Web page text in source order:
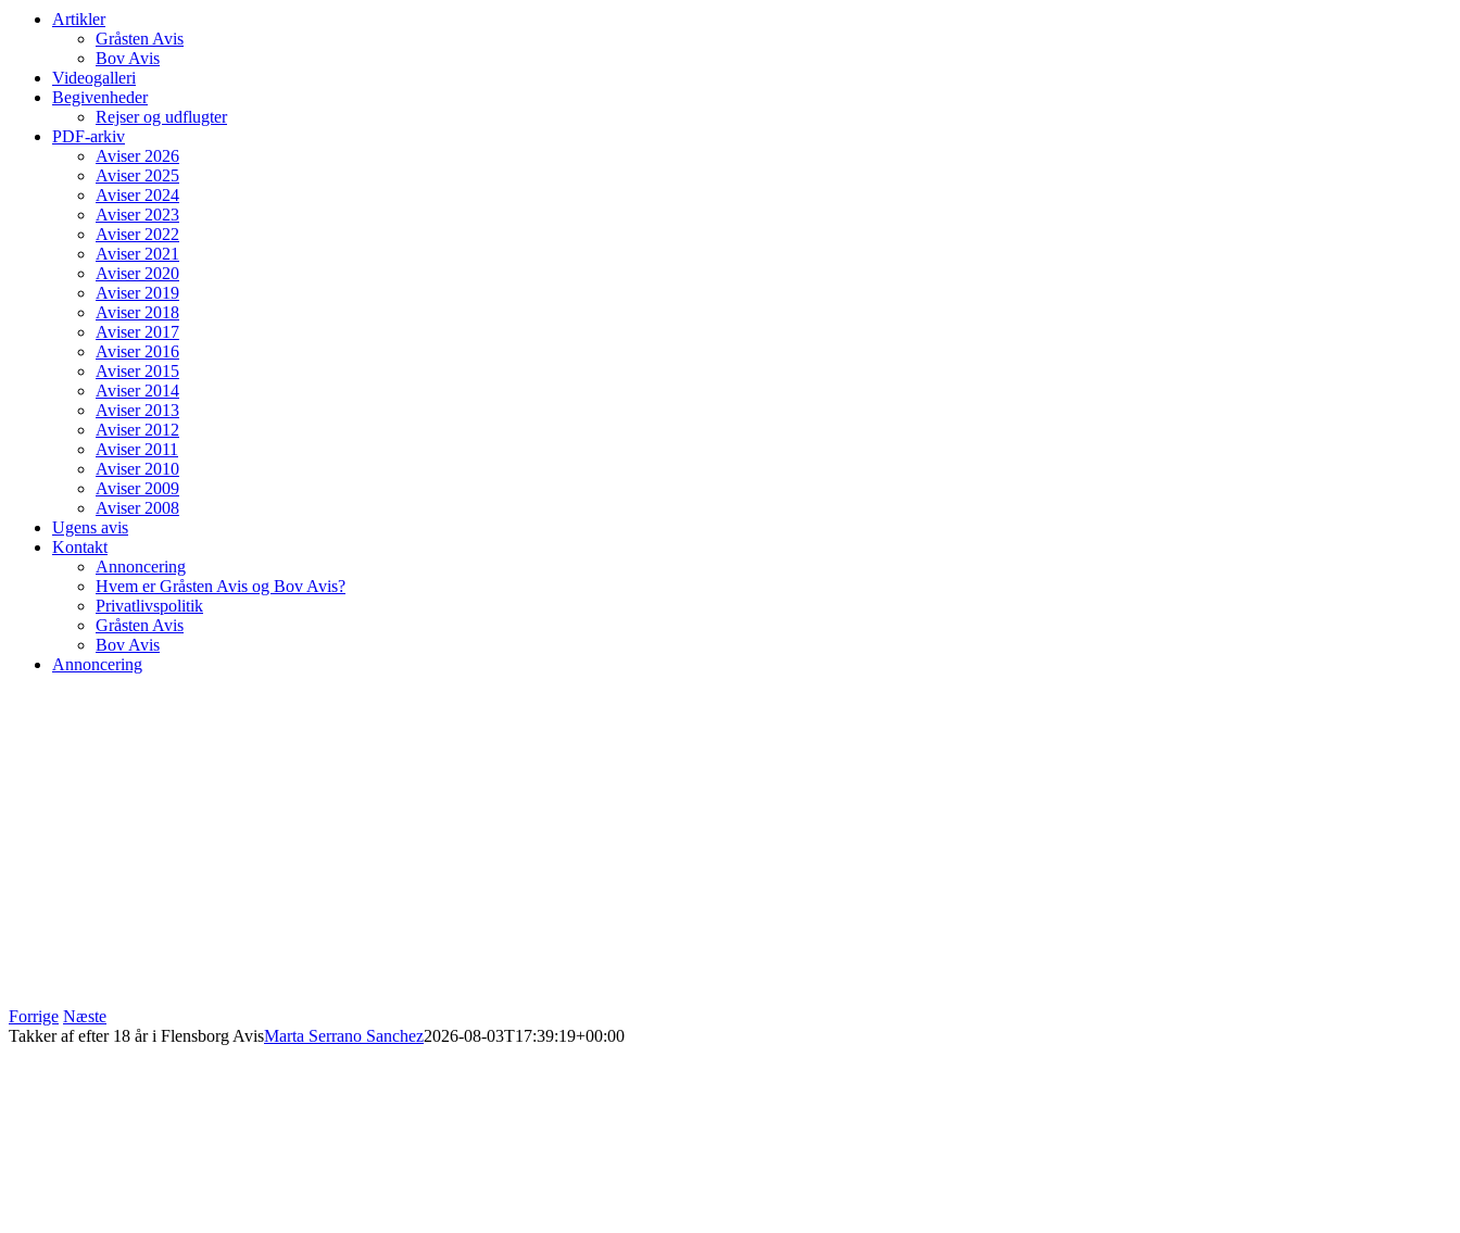
Artikler
Gråsten Avis
Bov Avis
Videogalleri
Begivenheder
Rejser og udflugter
PDF-arkiv
Aviser 2026
Aviser 2025
Aviser 2024
Aviser 2023
Aviser 2022
Aviser 2021
Aviser 2020
Aviser 2019
Aviser 2018
Aviser 2017
Aviser 2016
Aviser 2015
Aviser 2014
Aviser 2013
Aviser 2012
Aviser 2011
Aviser 2010
Aviser 2009
Aviser 2008
Ugens avis
Kontakt
Annoncering
Hvem er Gråsten Avis og Bov Avis?
Privatlivspolitik
Gråsten Avis
Bov Avis
Annoncering
Forrige Næste
Takker af efter 18 år i Flensborg AvisMarta Serrano Sanchez2026-08-03T17:39:19+00:00